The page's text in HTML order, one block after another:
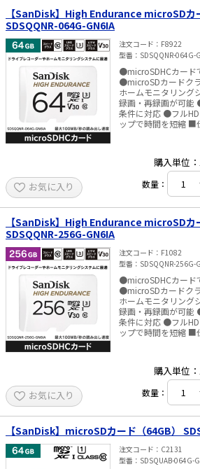
【SanDisk】High Endurance microSDカ
SDSQQNR-064G-GN6IA
注文コード
F8922
型番
SDSQQNR-064G-
●microSDHCカード
●microSDカードク
ホームモニタリング
録画・再録画が可
条件に対応 ●フル
ップで時間を短縮 ■仕様 ・容量：64GB ・フォー
み出しパフォーマ
／s ・サイズ：
量：4.54g ・動作
証：CE、FCC、C-
・ビデオスピード
ードクラス：3（U3
Class10 ※海外パッ
め、メーカー保証は
お気に入り
購入単位
数量：
【SanDisk】High Endurance microSDカ
SDSQQNR-256G-GN6IA
注文コード
F1082
型番
SDSQQNR-256G-
●microSDHCカード
●microSDカードク
ホームモニタリング
録画・再録画が可
条件に対応 ●フル
ップで時間を短縮 ■仕様 ・容量：256GB ・フォ
読み出しパフォー
40MB／s ・サイズ
・重量：4.54g ・
・認証：CE、FCC、
ICES ・ビデオスピ
スピードクラス：3
Class10 ※海外パッ
め、メーカー保証は
お気に入り
購入単位
数量：
【SanDisk】microSDカード（64GB）
注文コード
C2131
型番
SDSQUAB-064G-